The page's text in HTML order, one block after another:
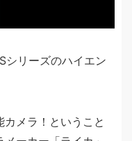
シリーズのハイエン
メラ！ということ